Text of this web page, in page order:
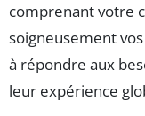
comprenant votre
soigneusement
à répondre aux
leur expérience